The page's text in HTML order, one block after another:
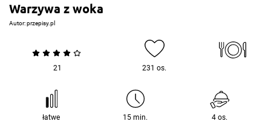
Warzywa z woka
Autor:przepisy.pl
21 231 os.
łatwe 15 min. 4 os.